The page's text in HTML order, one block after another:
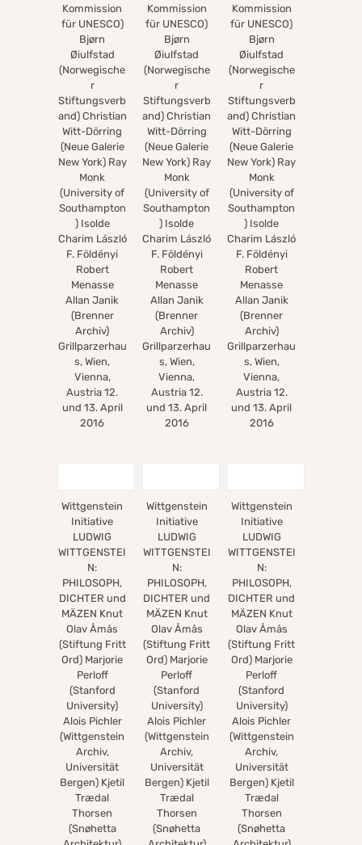
Kommission
für UNESCO)
Bjørn
Øiulfstad
(Norwegische
r
Stiftungsverb
and) Christian
Witt-Dörring
(Neue Galerie
New York) Ray
Monk
(University of
Southampton
) Isolde
Charim László
F. Földényi
Robert
Menasse
Allan Janik
(Brenner
Archiv)
Grillparzerhau
s, Wien,
Vienna,
Austria 12.
und 13. April
2016
Kommission
für UNESCO)
Bjørn
Øiulfstad
(Norwegische
r
Stiftungsverb
and) Christian
Witt-Dörring
(Neue Galerie
New York) Ray
Monk
(University of
Southampton
) Isolde
Charim László
F. Földényi
Robert
Menasse
Allan Janik
(Brenner
Archiv)
Grillparzerhau
s, Wien,
Vienna,
Austria 12.
und 13. April
2016
Kommission
für UNESCO)
Bjørn
Øiulfstad
(Norwegische
r
Stiftungsverb
and) Christian
Witt-Dörring
(Neue Galerie
New York) Ray
Monk
(University of
Southampton
) Isolde
Charim László
F. Földényi
Robert
Menasse
Allan Janik
(Brenner
Archiv)
Grillparzerhau
s, Wien,
Vienna,
Austria 12.
und 13. April
2016
Wittgenstein
Initiative
LUDWIG
WITTGENSTEI
N:
PHILOSOPH,
DICHTER und
MÄZEN Knut
Olav Åmås
(Stiftung Fritt
Ord) Marjorie
Perloff
(Stanford
University)
Alois Pichler
(Wittgenstein
Archiv,
Universität
Bergen) Kjetil
Trædal
Thorsen
(Snøhetta
Wittgenstein
Initiative
LUDWIG
WITTGENSTEI
N:
PHILOSOPH,
DICHTER und
MÄZEN Knut
Olav Åmås
(Stiftung Fritt
Ord) Marjorie
Perloff
(Stanford
University)
Alois Pichler
(Wittgenstein
Archiv,
Universität
Bergen) Kjetil
Trædal
Thorsen
(Snøhetta
Wittgenstein
Initiative
LUDWIG
WITTGENSTEI
N:
PHILOSOPH,
DICHTER und
MÄZEN Knut
Olav Åmås
(Stiftung Fritt
Ord) Marjorie
Perloff
(Stanford
University)
Alois Pichler
(Wittgenstein
Archiv,
Universität
Bergen) Kjetil
Trædal
Thorsen
(Snøhetta